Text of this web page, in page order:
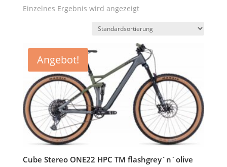
Einzelnes Ergebnis wird angezeigt
Angebot!
Cube Stereo ONE22 HPC TM flashgrey´n´olive